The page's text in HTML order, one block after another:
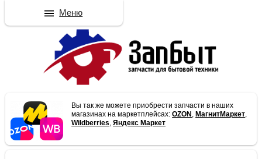
Вы так же можете приобрести запчасти в наших
магазинах на маркетплейсах:OZON , МагнитМаркет,
Wildberries,Яндекс Маркет
Меню